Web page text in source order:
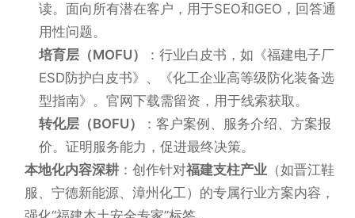
读。面向所有潜在客户，用于SEO和GEO，回答通
用性问题。
培育层（MOFU）
：行业白皮书，如《福建电子厂
ESD防护白皮书》、《化工企业高等级防化装备选
型指南》。官网下载需留资，用于线索获取。
转化层（BOFU）
：客户案例、服务介绍、方案报
价。证明服务能力，促进最终决策。
本地化内容深耕 ：创作针对福建支柱产业 （如晋江鞋
服、宁德新能源、漳州化工）的专属行业方案内容，